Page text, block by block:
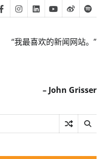
FacebookInstagram
LinkedinYoutube
Weibo
“我最喜欢的新闻网站。”
– John Grisser